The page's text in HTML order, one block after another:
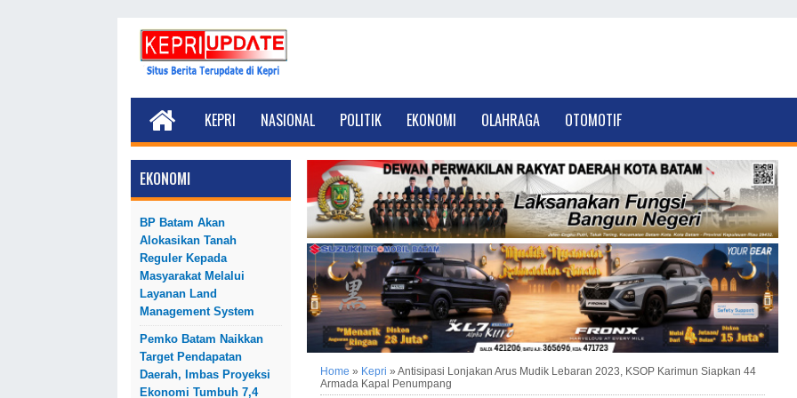
KEPRI NASIONAL POLITIK EKONOMI OLAHRAGA OTOMOTIF
EKONOMI
BP Batam Akan
Alokasikan Tanah
Reguler Kepada
Masyarakat Melalui
Layanan Land
Management System
Pemko Batam Naikkan
Target Pendapatan
Daerah, Imbas Proyeksi
Ekonomi Tumbuh 7,4
Home » Kepri » Antisipasi Lonjakan Arus Mudik Lebaran 2023, KSOP Karimun Siapkan 44
Armada Kapal Penumpang